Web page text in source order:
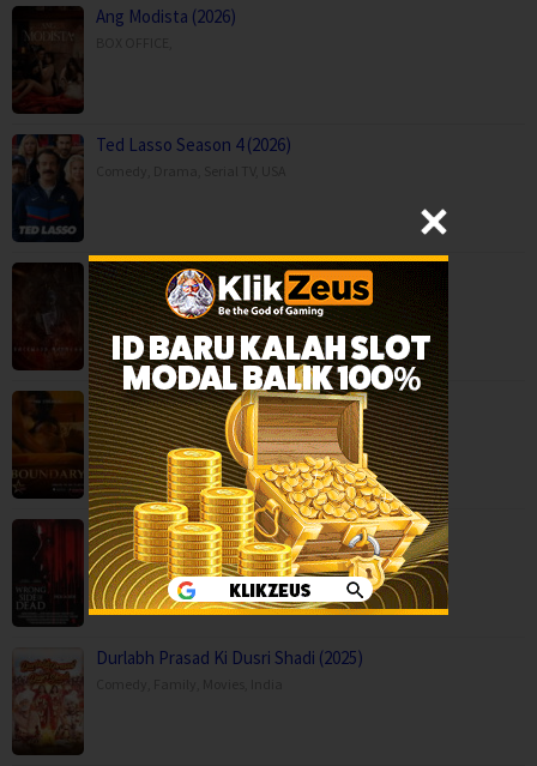
Ang Modista (2026)
Ted Lasso Season 4 (2026)
Backwood Madness (2025)
Fantasy,Horror,Movies,Finland
Boundary (2026)
Movies,Romance,
Capps Crossing: Wrong Side of Dead (2026…
Horror,Movies,Thriller,USA
Durlabh Prasad Ki Dusri Shadi (2025)